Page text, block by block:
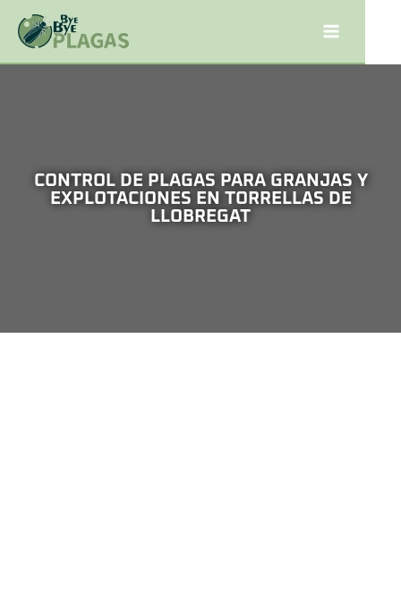
CONTROL DE PLAGAS PARA GRANJAS Y
EXPLOTACIONES EN TORRELLAS DE
LLOBREGAT